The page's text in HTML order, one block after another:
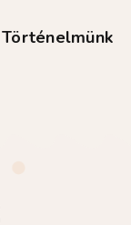
Történelmünk